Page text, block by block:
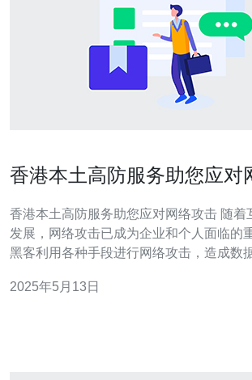
香港本土高防服务助您应对
香港本土高防服务助您应对网络攻击 随着互联网的普及和
发展，网络攻击已成为企业和个人面临的
黑客利用各种手段进行网络攻击，造成数
本土高防服务是一种专业的网络安全服务
2025年5月13日